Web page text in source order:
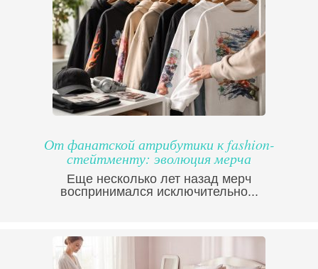
От фанатской атрибутики к fashion-
стейтменту: эволюция мерча
Еще несколько лет назад мерч
воспринимался исключительно...